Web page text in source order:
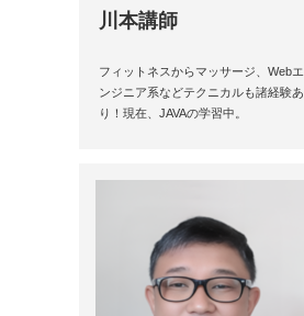
川本講師
フィットネスからマッサージ、Webエ
ンジニア系などテクニカルも諸経験あ
り！現在、JAVAの学習中。